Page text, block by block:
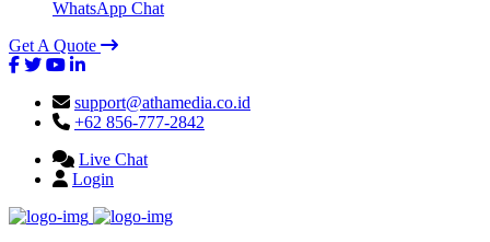
WhatsApp Chat
Get A Quote
support@athamedia.co.id
+62 856-777-2842
Live Chat
Login